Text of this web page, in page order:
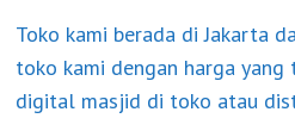
Toko kami berada di Jakarta
toko kami dengan harga yang
digital masjid di toko atau